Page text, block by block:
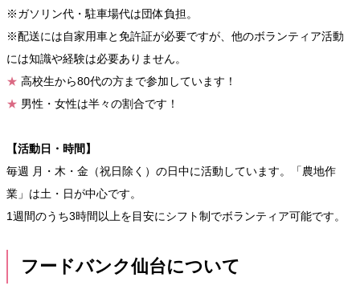
※ガソリン代・駐車場代は団体負担。
※配送には自家用車と免許証が必要ですが、他のボランティア活動
には知識や経験は必要ありません。
★ 高校生から80代の方まで参加しています！
★ 男性・女性は半々の割合です！
【活動日・時間】
毎週 月・木・金（祝日除く）の日中に活動しています。「農地作
業」は土・日が中心です。
1週間のうち3時間以上を目安にシフト制でボランティア可能です。
フードバンク仙台について